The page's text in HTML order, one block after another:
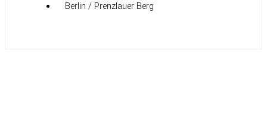
Berlin / Prenzlauer Berg